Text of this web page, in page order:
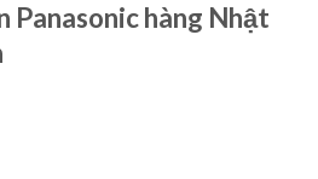
Panasonic hàng Nhật